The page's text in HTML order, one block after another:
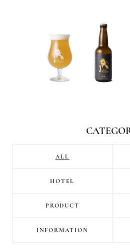
ALL
HOTEL
PRODUCT
INFORMATION